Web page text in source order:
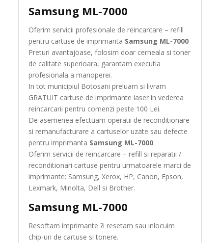
Samsung ML-7000
Oferim servicii profesionale de reincarcare – refill
pentru cartuse de imprimanta Samsung ML-7000
Preturi avantajoase, folosim doar cerneala si toner
de calitate superioara, garantam executia
profesionala a manoperei.
In tot municipiul Botosani preluam si livram
GRATUIT cartuse de imprimante laser in vederea
reincarcarii pentru comenzi peste 100 Lei.
De asemenea efectuam operatii de reconditionare
si remanufacturare a cartuselor uzate sau defecte
pentru imprimanta Samsung ML-7000
Oferim servicii de reincarcare – refill si reparatii /
reconditionari cartuse pentru urmatoarele marci de
imprimante: Samsung, Xerox, HP, Canon, Epson,
Lexmark, Minolta, Dell si Brother.
Samsung ML-7000
Resoftam imprimante ?i resetam sau inlocuim
chip-uri de cartuse si tonere.